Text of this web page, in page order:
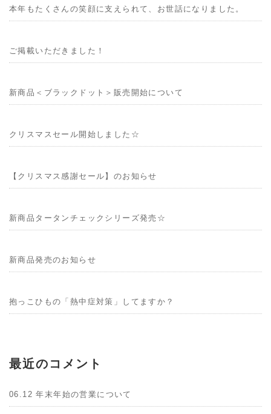
本年もたくさんの笑顔に支えられて、お世話になりました。
ご掲載いただきました！
新商品＜ブラックドット＞販売開始について
クリスマスセール開始しました☆
【クリスマス感謝セール】のお知らせ
新商品タータンチェックシリーズ発売☆
新商品発売のお知らせ
抱っこひもの「熱中症対策」してますか？
最近のコメント
06.12 年末年始の営業について